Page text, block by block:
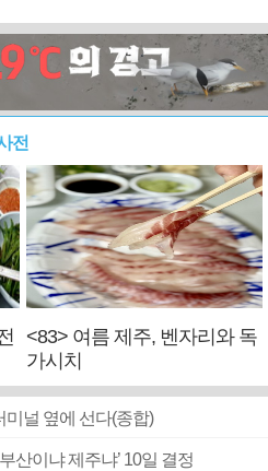
전
<83> 여름 제주, 벤자리와 독
가시치
미널 옆에 선다(종합)
산이냐 제주냐’ 10일 결정